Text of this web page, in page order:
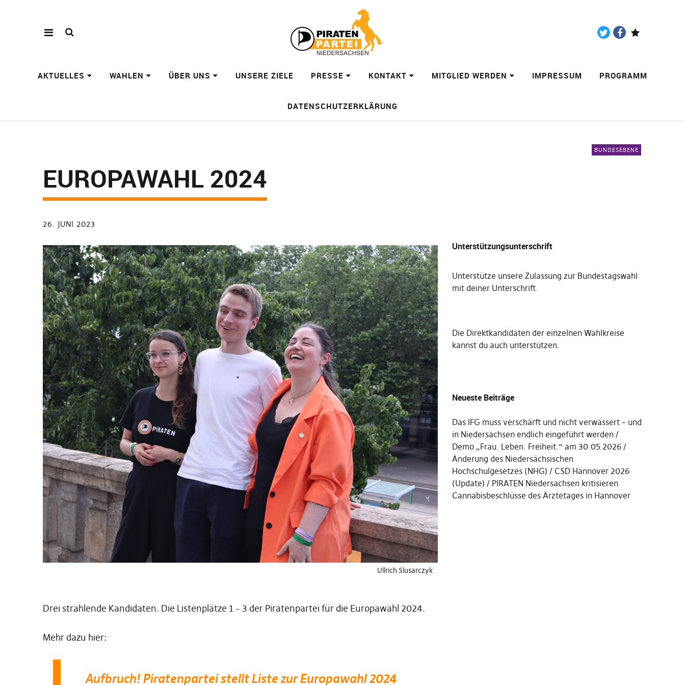
AKTUELLES WAHLEN ÜBER UNS UNSERE ZIELE PRESSE KONTAKT MITGLIED WERDEN IMPRESSUM PROGRAMM
DATENSCHUTZERKLÄRUNG
BUNDESEBENE
EUROPAWAHL 2024
26. JUNI 2023
Ullrich Slusarczyk
Drei strahlende Kandidaten. Die Listenplätze 1 – 3 der Piratenpartei für die Europawahl 2024.
Mehr dazu hier:
Aufbruch! Piratenpartei stellt Liste zur Europawahl 2024
Unterstützungsunterschrift
Unterstütze unsere Zulassung zur Bundestagswahl
mit deiner Unterschrift.
Die Direktkandidaten der einzelnen Wahlkreise
kannst du auch unterstützen.
Neueste Beiträge
Das IFG muss verschärft und nicht verwässert – und
in Niedersachsen endlich eingeführt werden
Demo „Frau. Leben. Freiheit.“ am 30.05.2026
Änderung des Niedersächsischen
Hochschulgesetzes (NHG)
CSD Hannover 2026
(Update)
PIRATEN Niedersachsen kritisieren
Cannabisbeschlüsse des Ärztetages in Hannover